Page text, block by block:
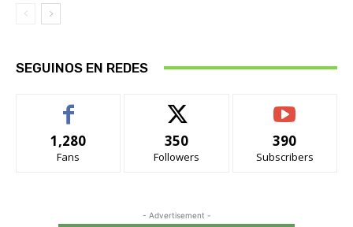
SEGUINOS EN REDES
1,280
Fans
350
Followers
390
Subscribers
- Advertisement -